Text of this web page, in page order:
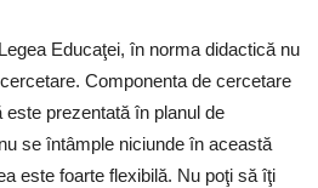
Educaţei, în norma didactică nu
Componenta de cercetare
prezentată în planul de
se întâmple niciunde în această
este foarte flexibilă. Nu poţi să îţi